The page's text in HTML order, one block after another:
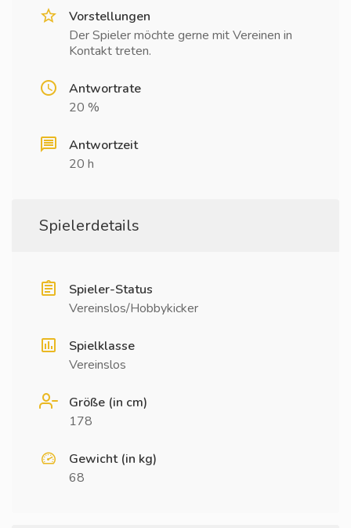
Vorstellungen
Der Spieler möchte gerne mit Vereinen in
Kontakt treten.
Antwortrate
20 %
Antwortzeit
20 h
Spielerdetails
Spieler-Status
Vereinslos/Hobbykicker
Spielklasse
Vereinslos
Größe (in cm)
178
Gewicht (in kg)
68